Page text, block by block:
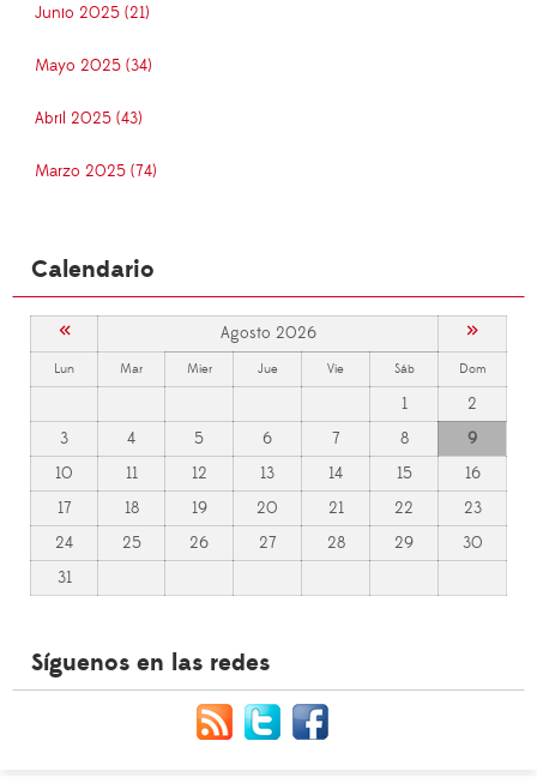
Junio 2025 (21)
Mayo 2025 (34)
Abril 2025 (43)
Marzo 2025 (74)
Calendario
« Agosto 2026 »
Lun Mar Mier Jue Vie Sáb Dom
1
2
3
4 5 6 7 8
9
10
11 12 13 14 15
16
17
18 19 20 21 22
23
24
25 26 27 28 29
30
31
Síguenos en las redes